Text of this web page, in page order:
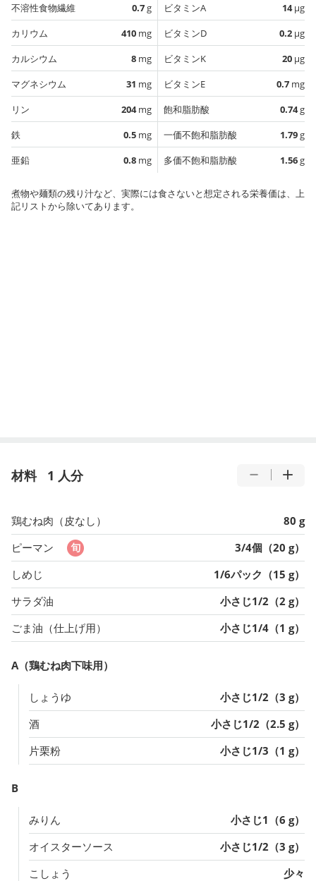
不溶性食物繊維
0.7g
カリウム
410 mg
カルシウム
8 mg
マグネシウム
31 mg
リン
204mg
鉄
0.5 mg
亜鉛
0.8 mg
ビタミンA
14µg
ビタミンD
0.2 µg
ビタミンK
20 µg
ビタミンE
0.7 mg
飽和脂肪酸
0.74g
一価不飽和脂肪酸
1.79g
多価不飽和脂肪酸
1.56g
煮物や麺類の残り汁など、実際には食さないと想定される栄養価は、上
記リストから除いてあります。
材料 1 人分
鶏むね肉（皮なし）
80 g
ピーマン
3/4個（20 g）
しめじ
1/6パック（15 g）
サラダ油
小さじ1/2（2 g）
ごま油（仕上げ用）
小さじ1/4（1 g）
A（鶏むね肉下味用）
しょうゆ
小さじ1/2（3 g）
酒
小さじ1/2（2.5 g）
片栗粉
小さじ1/3（1 g）
B
みりん
小さじ1（6 g）
オイスターソース
小さじ1/2（3 g）
こしょう
少々